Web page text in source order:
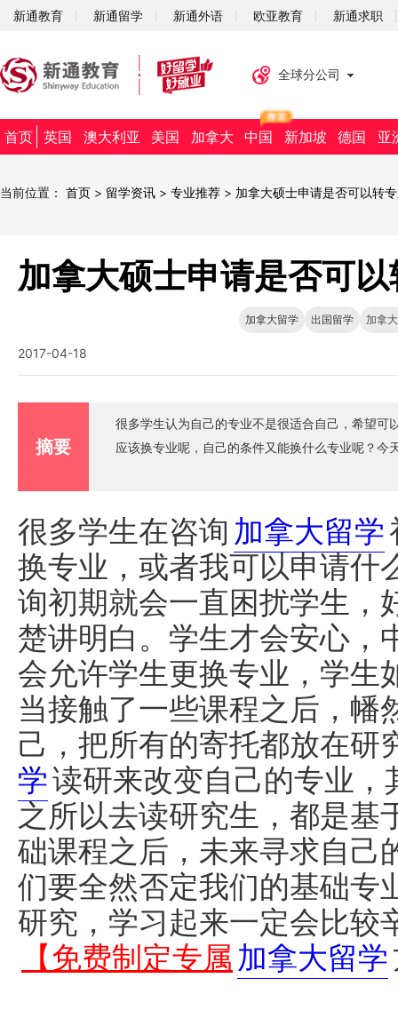
新通教育 新通留学 新通外语 欧亚教育 新通求职
全球分公司
首页 英国 澳大利亚 美国 加拿大 中国 新加坡 德国 亚
当前位置： 首页 > 留学资讯 > 专业推荐 > 加拿大硕士申请是否可以转
加拿大硕士申请是否可
加拿大留学 出国留学 加拿
2017-04-18
摘要
很多学生认为自己的专业不是很适合自己，希望
应该换专业呢，自己的条件又能换什么专业呢？今
很多学生在咨询 加拿大留学
换专业，或者我可以申请什
询初期就会一直困扰学生，
楚讲明白。学生才会安心，
会允许学生更换专业，学生
当接触了一些课程之后，幡
己，把所有的寄托都放在研
学读研来改变自己的专业，
之所以去读研究生，都是基
础课程之后，未来寻求自己
们要全然否定我们的基础专
研究，学习起来一定会比较
【免费制定专属 加拿大留学